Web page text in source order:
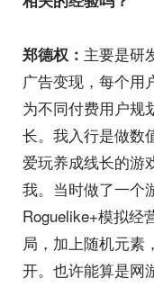
郑德权： 主要是研
广告变现，每个用
为不同付费用户规
长。我入行是做数
爱玩养成线长的游
我。当时做了一个
Roguelike+模拟经
局，加上随机元素
开。也许能算是网